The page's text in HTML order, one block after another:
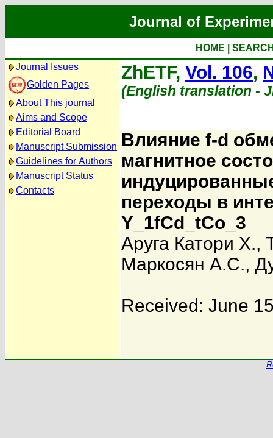
Journal of
HOME
Journal Issues
Golden Pages
About This journal
Aims and Scope
Editorial Board
Manuscript Submission
Guidelines for Authors
Manuscript Status
Contacts
ZhETF, Vol. 106,
(English translation -
Влияние f-d
магнитное
переходы в
Y_1fCd_tCo_3
Аруга Катори Х.,
Маркосян А.С.,
Received: June